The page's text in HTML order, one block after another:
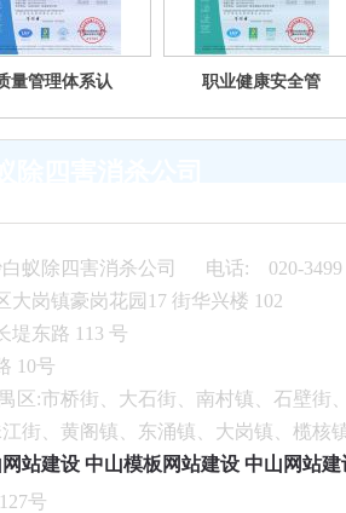
体系认
职业健康安全管
除四害消杀公司
白蚁除四害消杀公司 电话: 020-
大岗镇豪岗花园17 街华兴楼 102
堤东路 113 号
10号
区:市桥街、大石街、南村镇、石壁
街、黄阁镇、东涌镇、大岗镇、榄
站建设 中山模板网站建设 中山网站建
号